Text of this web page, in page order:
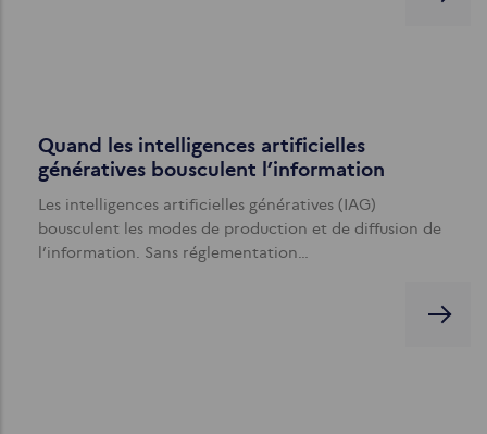
Quand les intelligences artificielles
génératives bousculent l’information
Les intelligences artificielles génératives (IAG)
bousculent les modes de production et de diffusion de
l’information. Sans réglementation…